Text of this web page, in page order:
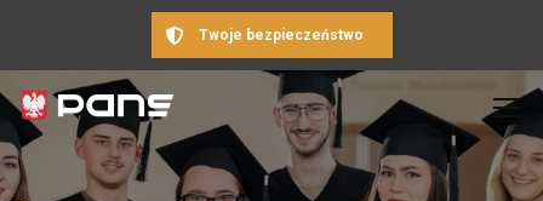
Twoje bezpieczeństwo